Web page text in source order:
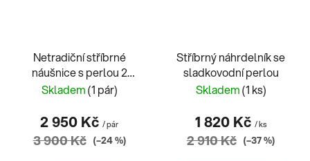
Netradiční stříbrné
náušnice s perlou 2
varianty
Skladem(1 pár)
2 950 Kč / pár
3 900 Kč (–24 %)
Stříbrný náhrdelník se
sladkovodní perlou
Skladem(1 ks)
1 820 Kč / ks
2 910 Kč (–37 %)